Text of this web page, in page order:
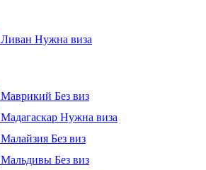
Ливан Нужна виза
Маврикий Без виз
Мадагаскар Нужна виза
Малайзия Без виз
Мальдивы Без виз